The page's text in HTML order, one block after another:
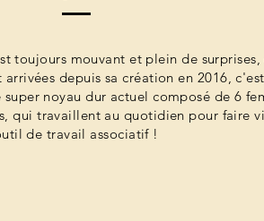
toujours mouvant et plein de surprises,
depuis sa création en 2016,
noyau dur actuel composé de 6
qui travaillent au quotidien pour faire
de travail associatif !